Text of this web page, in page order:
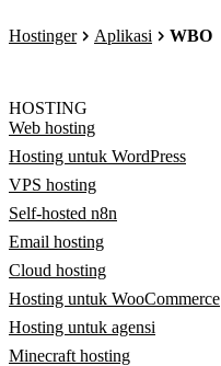
Hostinger Aplikasi WBO
HOSTING
Web hosting
Hosting untuk WordPress
VPS hosting
Self-hosted n8n
Email hosting
Cloud hosting
Hosting untuk WooCommerce
Hosting untuk agensi
Minecraft hosting